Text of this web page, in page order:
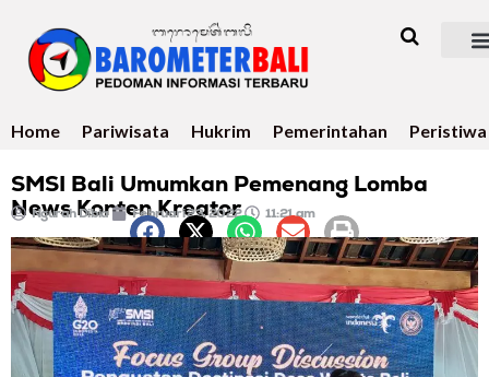
Home Pariwisata Hukrim Pemerintahan Peristiwa
SMSI Bali Umumkan Pemenang Lomba
News Konten Kreator
Ngurah Dibia Februari 23, 2022 11:21 am